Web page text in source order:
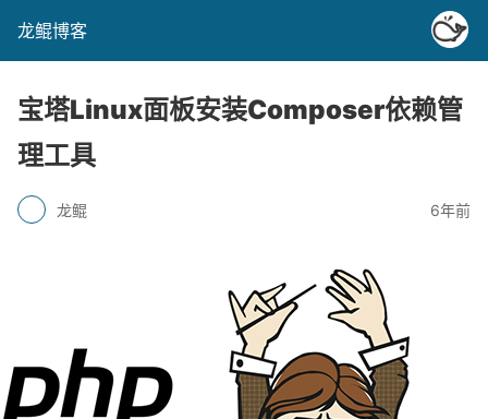
龙鲲博客
宝塔Linux面板安装Composer依赖管
理工具
龙鲲 6年前